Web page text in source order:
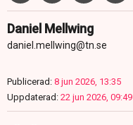
Daniel Mellwing
daniel.mellwing@tn.se
Publicerad: 8 jun 2026, 13:35
Uppdaterad: 22 jun 2026, 09:49